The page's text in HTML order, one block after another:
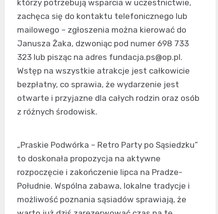
którzy potrzebują wsparcia w uczestnictwie,
zachęca się do kontaktu telefonicznego lub
mailowego – zgłoszenia można kierować do
Janusza Żaka, dzwoniąc pod numer 698 733
323 lub pisząc na adres fundacja.ps@op.pl.
Wstęp na wszystkie atrakcje jest całkowicie
bezpłatny, co sprawia, że wydarzenie jest
otwarte i przyjazne dla całych rodzin oraz osób
z różnych środowisk.
„Praskie Podwórka – Retro Party po Sąsiedzku”
to doskonała propozycja na aktywne
rozpoczęcie i zakończenie lipca na Pradze-
Południe. Wspólna zabawa, lokalne tradycje i
możliwość poznania sąsiadów sprawiają, że